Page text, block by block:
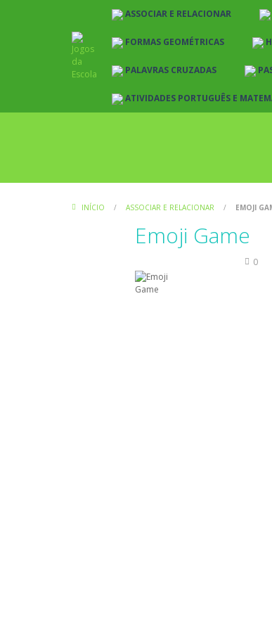
ASSOCIAR E RELACIONAR
FORMAS GEOMÉTRICAS
PALAVRAS CRUZADAS
ATIVIDADES PORTUGUÊS E
INÍCIO / ASSOCIAR E RELACIONAR / EMOJI
Emoji Game
0